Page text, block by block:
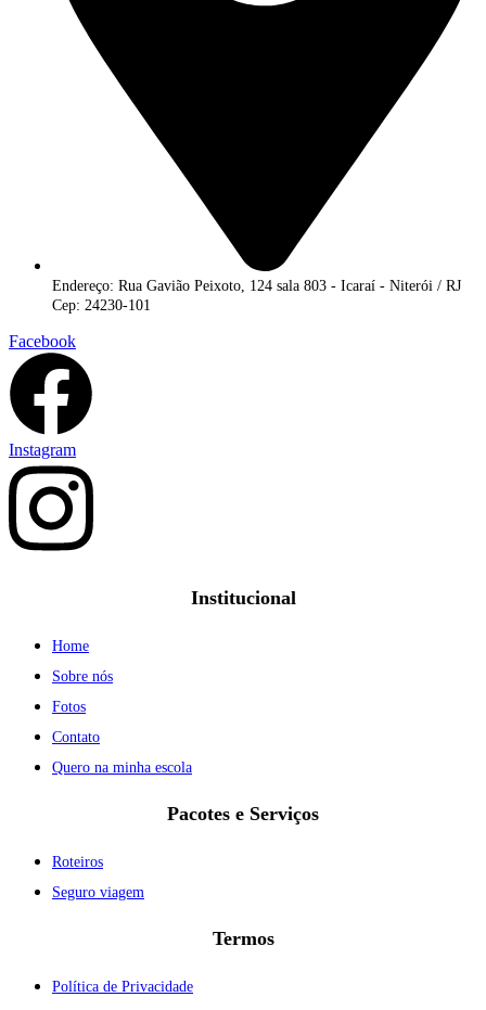
Endereço: Rua Gavião Peixoto, 124 sala 803 - Icaraí - Niterói / RJ
Cep: 24230-101
Facebook
Instagram
Institucional
Home
Sobre nós
Fotos
Contato
Quero na minha escola
Pacotes e Serviços
Roteiros
Seguro viagem
Termos
Política de Privacidade